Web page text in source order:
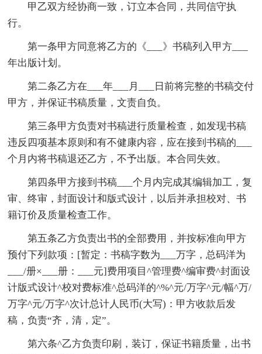
甲乙双方经协商一致，订立本合同，共同信守执
行。
第一条甲方同意将乙方的《___》书稿列入甲方___
年出版计划。
第二条乙方在___年___月___日前将完整的书稿交付
甲方，并保证书稿质量，文责自负。
第三条甲方负责对书稿进行质量检查，如发现书稿
违反四项基本原则和有不健康内容，应在接到书稿的___
个月内将书稿退还乙方，不予出版。本合同失效。
第四条甲方接到书稿___个月内完成其编辑加工，复
审、终审，封面设计和版式设计，以后并承担校对、书
籍订价及质量检查工作。
第五条乙方负责出书的全部费用，并按标准向甲方
预付下列款项：[暂定：书稿字数为___万字，总码洋为
___/册×___册：___元]费用项目^管理费^编审费^封面设
计版式设计^校对费标准^总码洋的^%^元/万字^元/幅^万/
万字^元/万字^次计总计人民币(大写)：甲方收款后发
稿，负责“齐，清，定”。
第六条^乙方负责印刷，装订，保证书籍质量，出书